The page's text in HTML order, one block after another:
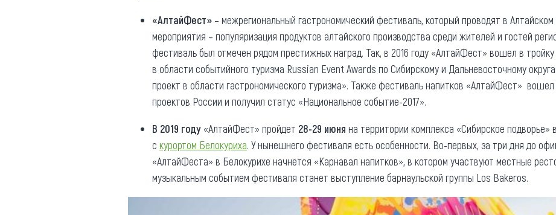
«АлтайФест» – межрегиональный гастрономический фестиваль, который проводят в Алтайском
мероприятия – популяризация продуктов алтайского производства среди жителей и гостей
фестиваль был отмечен рядом престижных наград. Так, в 2016 году «АлтайФест» вошел в
в области событийного туризма Russian Event Awards по Сибирскому и Дальневосточному
проект в области гастрономического туризма». Также фестиваль напитков «АлтайФест»
проектов России и получил статус «Национальное событие-2017».
В 2019 году «АлтайФест» пройдет 28-29 июня на территории комплекса «Сибирское
с курортом Белокуриха. У нынешнего фестиваля есть особенности. Во-первых, за три дня до
«АлтайФеста» в Белокурихе начнется «Карнавал напитков», в котором участвуют местные
музыкальным событием фестиваля станет выступление барнаульской группы Los Bakeros.